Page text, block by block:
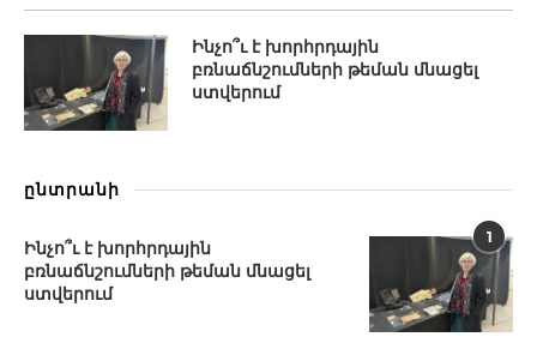
Ինչո՞ւ է խորհրդային
բռնաճնշումների թեման մնացել
ստվերում
ընտրանի
1
Ինչո՞ւ է խորհրդային
բռնաճնշումների թեման մնացել
ստվերում